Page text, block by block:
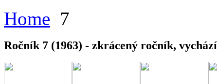
Home 7
Ročník 7 (1963) - zkrácený ročník,